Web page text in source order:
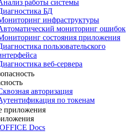
работы системы
БД
инфраструктуры
мониторинг ошибок
состояния приложения
пользовательского
веб-сервера
авторизация
по токенам
приложения
Docs